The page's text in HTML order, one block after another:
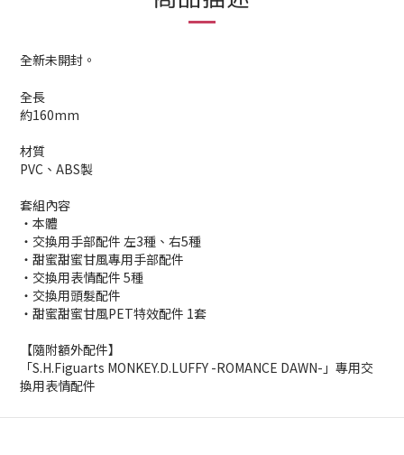
全新未開封。
全長
約160mm
材質
PVC、ABS製
套組內容
・本體
・交換用手部配件 左3種、右5種
・甜蜜甜蜜甘風專用手部配件
・交換用表情配件 5種
・交換用頭髮配件
・甜蜜甜蜜甘風PET特效配件 1套
【隨附額外配件】
「S.H.Figuarts MONKEY.D.LUFFY -ROMANCE DAWN-」專用交
換用表情配件